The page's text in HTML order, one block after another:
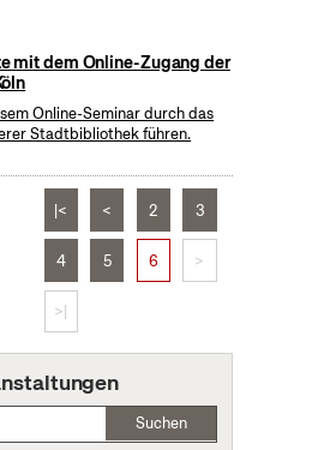
mit dem Online-Zugang der
Online-Seminar durch das
Stadtbibliothek führen.
|< < 2 3
4 5 6 >
>|
Suchen